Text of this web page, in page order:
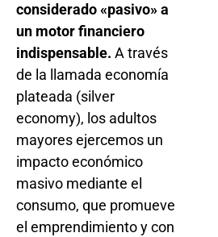
considerado «pasivo» a
un motor financiero
indispensable. A través
de la llamada economía
plateada (silver
economy), los adultos
mayores ejercemos un
impacto económico
masivo mediante el
consumo, que promueve
el emprendimiento y con